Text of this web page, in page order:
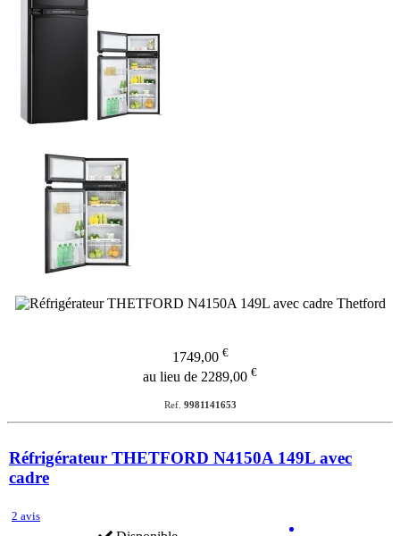
1749,00 €
au lieu de 2289,00 €
Ref. 9981141653
Réfrigérateur THETFORD N4150A 149L avec
cadre
2 avis